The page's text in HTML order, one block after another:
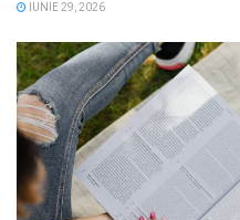
IUNIE 29, 2026